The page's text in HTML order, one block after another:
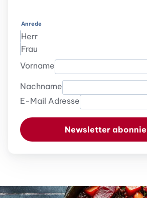
Anrede
Herr
Frau
Vorname
Nachname
E-Mail Adresse
Newsletter